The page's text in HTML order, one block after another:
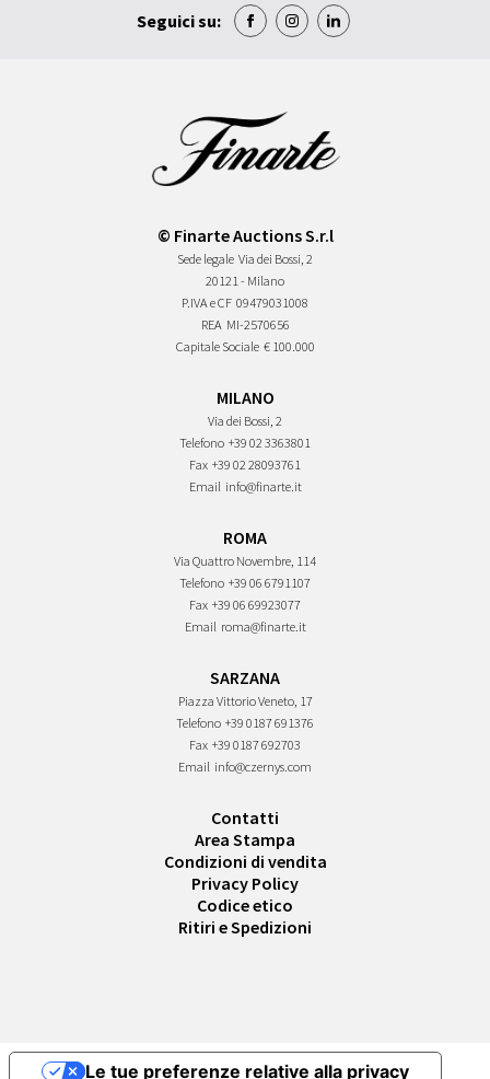
Seguici su:
© Finarte Auctions S.r.l
Sede legale Via dei Bossi, 2
20121 - Milano
P.IVA e CF 09479031008
REA MI-2570656
Capitale Sociale € 100.000
MILANO
Via dei Bossi, 2
Telefono +39 02 3363801
Fax +39 02 28093761
Email info@finarte.it
ROMA
Via Quattro Novembre, 114
Telefono +39 06 6791107
Fax +39 06 69923077
Email roma@finarte.it
SARZANA
Piazza Vittorio Veneto, 17
Telefono +39 0187 691376
Fax +39 0187 692703
Email info@czernys.com
Contatti
Area Stampa
Condizioni di vendita
Privacy Policy
Codice etico
Ritiri e Spedizioni
Le tue preferenze relative alla privacy